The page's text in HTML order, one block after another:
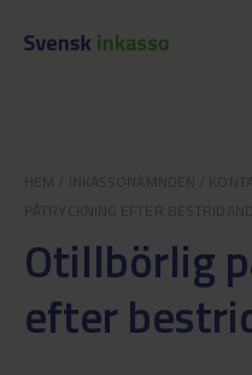
PÅTRYCKNING EFTER BESTRIDANDE
Otillbörlig
efter